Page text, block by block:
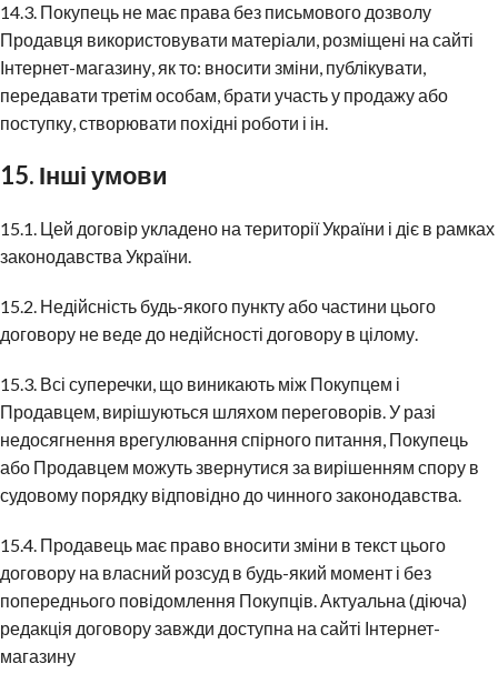
14.3. Покупець не має права без письмового дозволу
Продавця використовувати матеріали, розміщені на сайті
Інтернет-магазину, як то: вносити зміни, публікувати,
передавати третім особам, брати участь у продажу або
поступку, створювати похідні роботи і ін.
15. Інші умови
15.1. Цей договір укладено на території України і діє в рамках
законодавства України.
15.2. Недійсність будь-якого пункту або частини цього
договору не веде до недійсності договору в цілому.
15.3. Всі суперечки, що виникають між Покупцем і
Продавцем, вирішуються шляхом переговорів. У разі
недосягнення врегулювання спірного питання, Покупець
або Продавцем можуть звернутися за вирішенням спору в
судовому порядку відповідно до чинного законодавства.
15.4. Продавець має право вносити зміни в текст цього
договору на власний розсуд в будь-який момент і без
попереднього повідомлення Покупців. Актуальна (діюча)
редакція договору завжди доступна на сайті Інтернет-
магазину